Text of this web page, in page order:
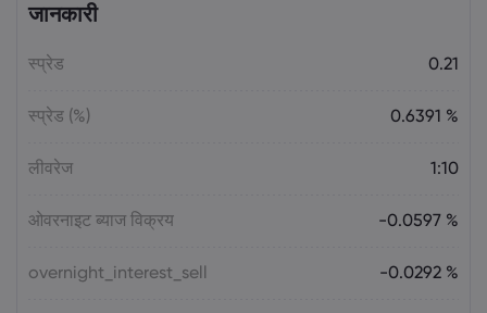
US-EU Relations: Russia Sanctions Unite
Emma Rose
Overheating, U.S. Trade Policy Risk
जानकारी
स्प्रेड 0.21
स्प्रेड (%) 0.6391 %
लीवरेज 1:10
ओवरनाइट ब्याज विक्रय -0.0597 %
overnight_interest_sell -0.0292 %